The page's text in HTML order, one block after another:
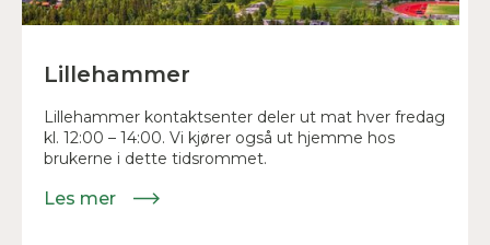
Lillehammer
Lillehammer kontaktsenter deler ut mat hver fredag
kl. 12:00 – 14:00. Vi kjører også ut hjemme hos
brukerne i dette tidsrommet.
Les mer